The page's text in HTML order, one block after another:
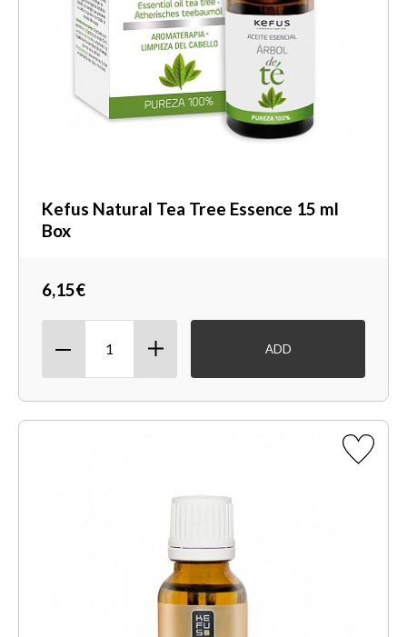
Kefus Natural Tea Tree Essence 15 ml
Box
6,15€
ADD